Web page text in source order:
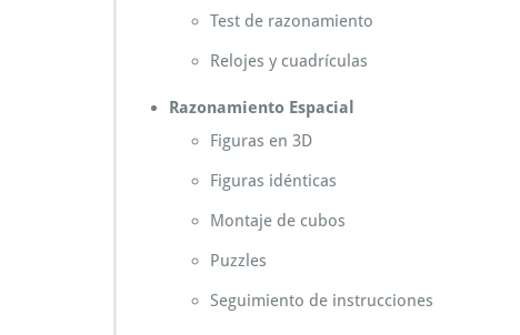
Test de razonamiento
Relojes y cuadrículas
Razonamiento Espacial
Figuras en 3D
Figuras idénticas
Montaje de cubos
Puzzles
Seguimiento de instrucciones